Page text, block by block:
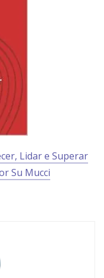
Lidar e Superar
Su Mucci